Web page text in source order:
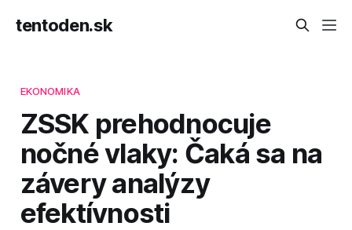
tentoden.sk
EKONOMIKA
ZSSK prehodnocuje
nočné vlaky: Čaká sa na
závery analýzy
efektívnosti